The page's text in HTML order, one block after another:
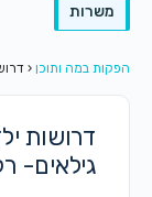
משרות
הפקות במה ותוכן ‹
דרושות
גילאים-